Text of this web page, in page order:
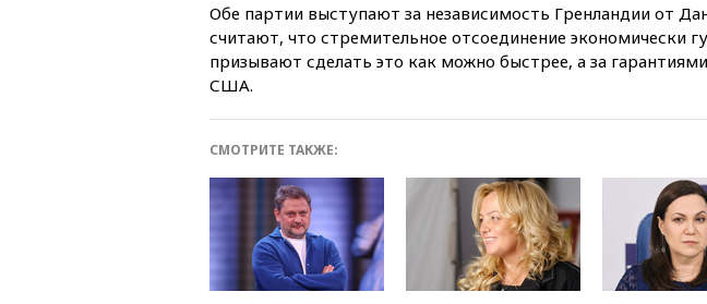
Обе партии выступают за независимость Гренландии от
считают, что стремительное отсоединение экономически
призывают сделать это как можно быстрее, а за
США.
СМОТРИТЕ ТАКЖЕ: